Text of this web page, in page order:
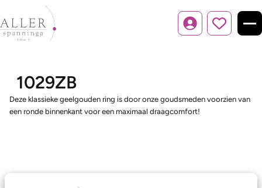
Inloggen
1029ZB
Deze klassieke geelgouden ring is door onze goudsmeden voorzien van
een ronde binnenkant voor een maximaal draagcomfort!